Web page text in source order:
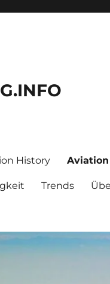
History
Trends